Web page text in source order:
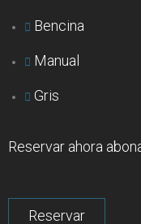
Bencina
Manual
Gris
Reservar ahora